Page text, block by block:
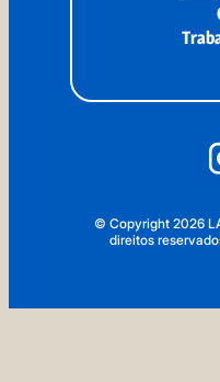
© Copyright 2026
direitos